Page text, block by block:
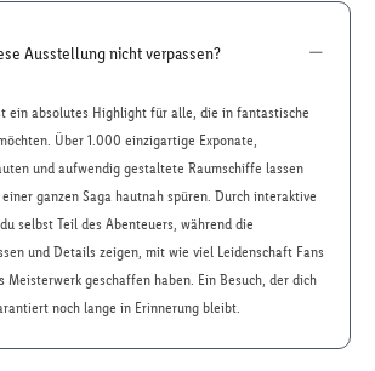
Ausstellung nicht verpassen?
ein absolutes Highlight für alle, die in fantastische
Über 1.000 einzigartige Exponate,
und aufwendig gestaltete Raumschiffe lassen
ganzen Saga hautnah spüren. Durch interaktive
selbst Teil des Abenteuers, während die
und Details zeigen, mit wie viel Leidenschaft Fans
Meisterwerk geschaffen haben. Ein Besuch, der dich
noch lange in Erinnerung bleibt.